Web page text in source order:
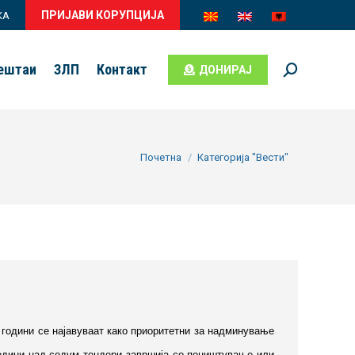
ПРИЈАВИ КОРУПЦИЈА
ЗЛП Контакт ДОНИРАЈ Search:
You are here:
Почетна Категорија "Вести"
се најавуваат како приоритетни за надминување